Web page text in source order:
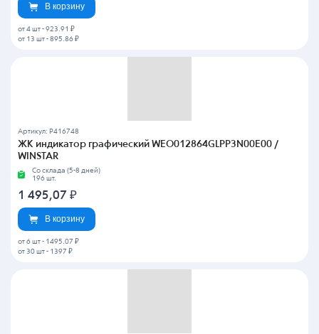
В корзину
от 4 шт - 923.91 ₽
от 13 шт - 895.86 ₽
Артикул: P416748
ЖК индикатор графический WEO012864GLPP3N00E00 /
WINSTAR
Со склада (5-8 дней)
196 шт.
1 495,07 ₽
В корзину
от 6 шт - 1495.07 ₽
от 30 шт - 1397 ₽